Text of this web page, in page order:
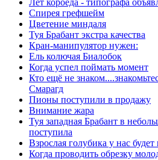
Лёт короеда - типографа
Спирея грефшейм
Цветение миндаля
Туя Брабант экстра качества
Кран-манипулятор нужен:
Ель колючая Биалобок
Когда успел поймать момент
Кто ещё не
Смарагд
Пионы поступили в продажу
Внимание жара
Туя западная Брабант в
поступила
Взрослая голубика у нас будет
Когда проводить обрезку